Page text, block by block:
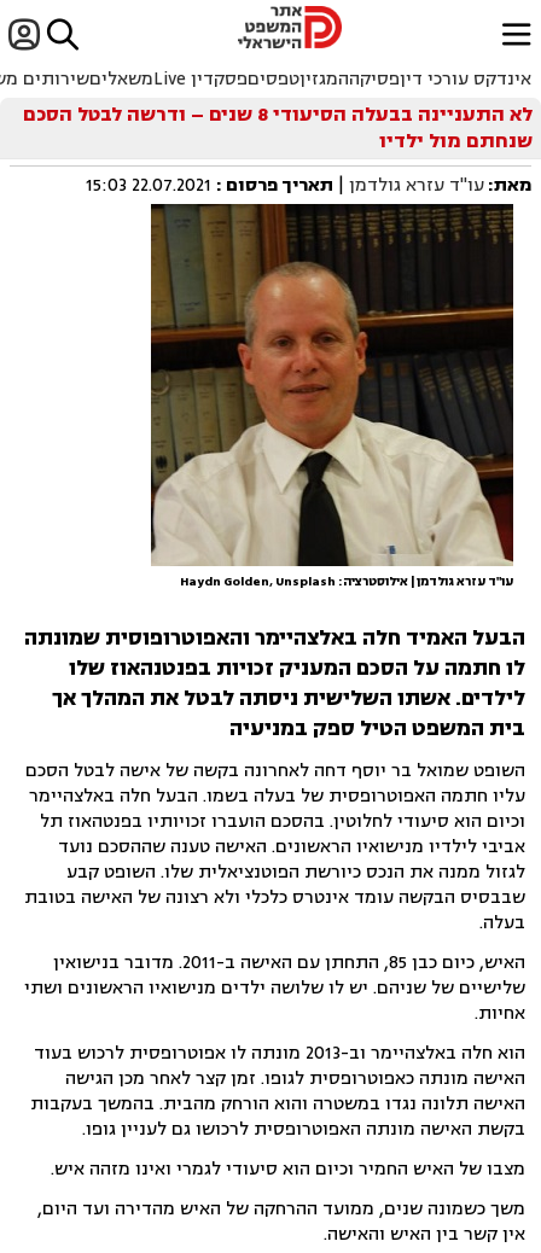

ﱐ
אינדקס עורכי דיןפסיקההמגזיןטפסיםפסקדין Live משאליםשירותים
לא התעניינה בבעלה הסיעודי 8 שנים – ודרשה לבטל הסכם
שנחתם מול ילדיו
מאת:עו"ד עזרא גולדמן | תאריך פרסום :
22.07.2021 15:03
עו"ד עזרא גולדמן | אילוסטרציה: Haydn Golden, Unsplash
הבעל האמיד חלה באלצהיימר והאפוטרופוסית שמונתה
לו חתמה על הסכם המעניק זכויות בפנטנהאוז שלו
לילדים. אשתו השלישית ניסתה לבטל את המהלך אך
בית המשפט הטיל ספק במניעיה
השופט שמואל בר יוסף דחה לאחרונה בקשה של אישה לבטל הסכם
עליו חתמה האפוטרופסית של בעלה בשמו. הבעל חלה באלצהיימר
וכיום הוא סיעודי לחלוטין. בהסכם הועברו זכויותיו בפנטהאוז תל
אביבי לילדיו מנישואיו הראשונים. האישה טענה שההסכם נועד
לגזול ממנה את הנכס כיורשת הפוטנציאלית שלו. השופט קבע
שבבסיס הבקשה עומד אינטרס כלכלי ולא רצונה של האישה בטובת
בעלה.
האיש, כיום כבן 85, התחתן עם האישה ב-2011. מדובר בנישואין
שלישיים של שניהם. יש לו שלושה ילדים מנישואיו הראשונים ושתי
אחיות.
הוא חלה באלצהיימר וב-2013 מונתה לו אפוטרופסית לרכוש בעוד
האישה מונתה כאפוטרופסית לגופו. זמן קצר לאחר מכן הגישה
האישה תלונה נגדו במשטרה והוא הורחק מהבית. בהמשך בעקבות
בקשת האישה מונתה האפוטרופסית לרכושו גם לעניין גופו.
מצבו של האיש החמיר וכיום הוא סיעודי לגמרי ואינו מזהה איש.
משך כשמונה שנים, ממועד ההרחקה של האיש מהדירה ועד היום,
אין קשר בין האיש והאישה.